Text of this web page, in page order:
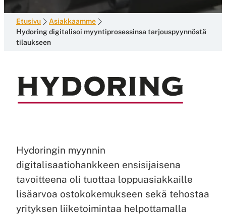
Etusivu
Asiakkaamme
Hydoring digitalisoi myyntiprosessinsa tarjouspyynnöstä
tilaukseen
Hydoringin myynnin
digitalisaatiohankkeen ensisijaisena
tavoitteena oli tuottaa loppuasiakkaille
lisäarvoa ostokokemukseen sekä tehostaa
yrityksen liiketoimintaa helpottamalla